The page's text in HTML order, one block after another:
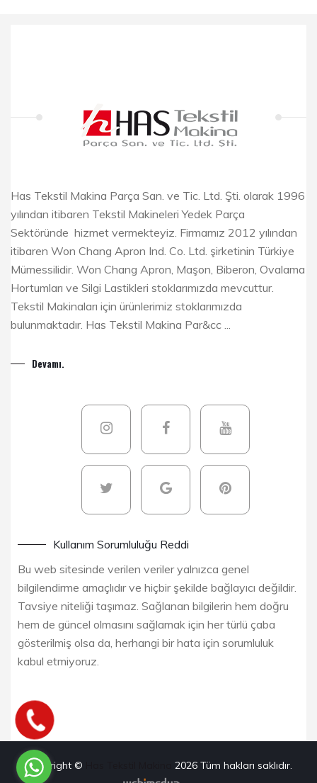
Has Tekstil Makina Parça San. ve Tic. Ltd. Şti. olarak 1996
yılından itibaren Tekstil Makineleri Yedek Parça
Sektöründe hizmet vermekteyiz. Firmamız 2012 yılından
itibaren Won Chang Apron Ind. Co. Ltd. şirketinin Türkiye
Mümessilidir. Won Chang Apron, Maşon, Biberon, Ovalama
Hortumları ve Silgi Lastikleri stoklarımızda mevcuttur.
Tekstil Makinaları için ürünlerimiz stoklarımızda
bulunmaktadır. Has Tekstil Makina Par&cc ...
Devamı.
Kullanım Sorumluluğu Reddi
Bu web sitesinde verilen veriler yalnızca genel
bilgilendirme amaçlıdır ve hiçbir şekilde bağlayıcı değildir.
Tavsiye niteliği taşımaz. Sağlanan bilgilerin hem doğru
hem de güncel olmasını sağlamak için her türlü çaba
gösterilmiş olsa da, herhangi bir hata için sorumluluk
kabul etmiyoruz.
Copyright © 2026 Tüm hakları saklıdır.